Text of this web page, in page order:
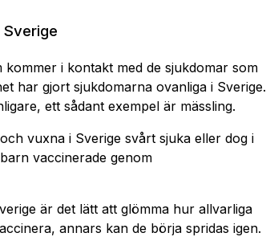
i kontakt med de sjukdomar som
har gjort sjukdomarna ovanliga i Sverige.
ett sådant exempel är mässling.
vuxna i Sverige svårt sjuka eller dog i
vaccinerade genom
är det lätt att glömma hur allvarliga
annars kan de börja spridas igen.